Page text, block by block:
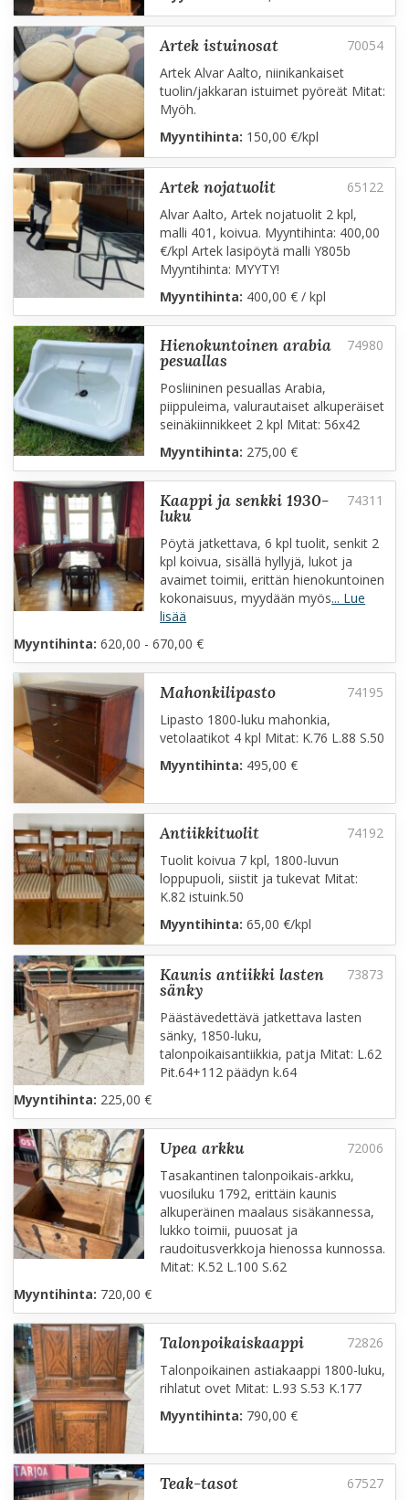
artek istuinosat
Artek Alvar Aalto, niinikankaiset
tuolin/jakkaran istuimet pyöreät Mitat:
Myöh.
Myyntihinta: 150,00 €/kpl
artek nojatuolit
Alvar Aalto, Artek nojatuolit 2 kpl,
malli 401, koivua. Myyntihinta: 400,00
€/kpl Artek lasipöytä malli Y805b
Myyntihinta: MYYTY!
Myyntihinta: 400,00 € / kpl
hienokuntoinen arabia
pesuallas
Posliininen pesuallas Arabia,
piippuleima, valurautaiset alkuperäiset
seinäkiinnikkeet 2 kpl Mitat: 56x42
Myyntihinta: 275,00 €
kaappi ja senkki 1930-
luku
Pöytä jatkettava, 6 kpl tuolit, senkit 2
kpl koivua, sisällä hyllyjä, lukot ja
avaimet toimii, erittän hienokuntoinen
kokonaisuus, myydään myös... Lue
lisää
Myyntihinta: 620,00 - 670,00 €
mahonkilipasto
Lipasto 1800-luku mahonkia,
vetolaatikot 4 kpl Mitat: K.76 L.88 S.50
Myyntihinta: 495,00 €
antiikkituolit
Tuolit koivua 7 kpl, 1800-luvun
loppupuoli, siistit ja tukevat Mitat:
K.82 istuink.50
Myyntihinta: 65,00 €/kpl
kaunis antiikki lasten
sänky
Päästävedettävä jatkettava lasten
sänky, 1850-luku,
talonpoikaisantiikkia, patja Mitat: L.62
Pit.64+112 päädyn k.64
Myyntihinta: 225,00 €
upea arkku
Tasakantinen talonpoikais-arkku,
vuosiluku 1792, erittäin kaunis
alkuperäinen maalaus sisäkannessa,
lukko toimii, puuosat ja
raudoitusverkkoja hienossa kunnossa.
Mitat: K.52 L.100 S.62
Myyntihinta: 720,00 €
talonpoikaiskaappi
Talonpoikainen astiakaappi 1800-luku,
rihlatut ovet Mitat: L.93 S.53 K.177
Myyntihinta: 790,00 €
teak-tasot